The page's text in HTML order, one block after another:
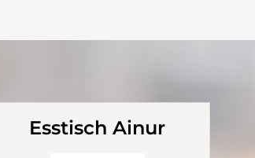
Esstisch Ainur